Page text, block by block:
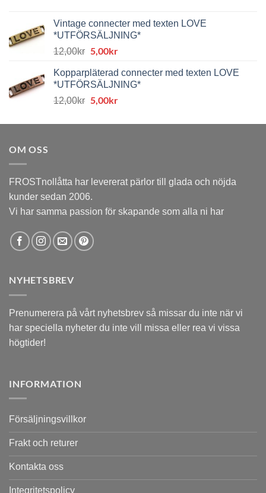
var:
8,00kr.
är:
4,00kr.
Vintage connecter med texten LOVE
*UTFÖRSÄLJNING*
12,00kr Det
priset
var:
12,00kr.
5,00krDet
priset
är:
5,00kr.
Kopparpläterad connecter med texten LOVE
*UTFÖRSÄLJNING*
12,00kr Det
priset
5,00krDet
priset
OM OSS
FROSTnollåtta har levererat pärlor till glada och nöjda
kunder sedan 2006.
Vi har samma passion för skapande som alla ni har
NYHETSBREV
Prenumerera på vårt nyhetsbrev så missar du inte när vi
har speciella nyheter du inte vill missa eller rea vi vissa
högtider!
INFORMATION
Försäljningsvillkor
Frakt och returer
Kontakta oss
Integritetspolicy